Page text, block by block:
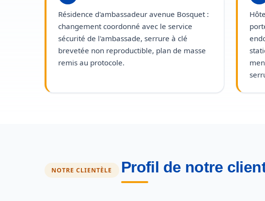
Résidence d'ambassadeur avenue Bosquet :
changement coordonné avec le service
sécurité de l'ambassade, serrure à clé
brevetée non reproductible, plan de masse
remis au protocole.
NOTRE CLIENTÈLE Profil de notre